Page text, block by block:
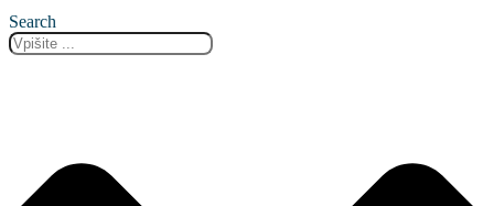
Search